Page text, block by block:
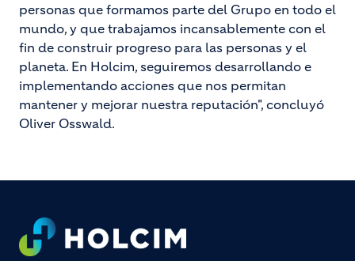
personas que formamos parte del Grupo en todo el
mundo, y que trabajamos incansablemente con el
fin de construir progreso para las personas y el
planeta. En Holcim, seguiremos desarrollando e
implementando acciones que nos permitan
mantener y mejorar nuestra reputación", concluyó
Oliver Osswald.
Footer